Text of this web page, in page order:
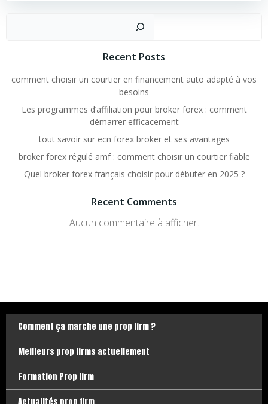
Rechercher
Recent Posts
comment choisir un courtier en financement auto adapté à vos
besoins
Les programmes d’affiliation pour broker forex : comment
démarrer efficacement
tout savoir sur ecn forex broker et ses avantages
broker forex régulé amf : comment choisir un courtier fiable
Quel broker forex français choisir pour débuter en 2025 ?
Recent Comments
Aucun commentaire à afficher.
Comment ça marche une prop firm ?
Meilleurs prop firms actuellement
Formation Prop firm